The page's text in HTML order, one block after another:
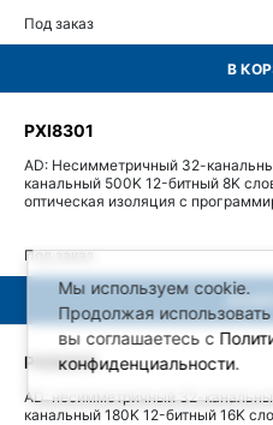
Под заказ
В
PXI8301
AD: Несимметричный 32-
канальный 500K 12-битный 8K
оптическая изоляция с
Под заказ
В
PXI8305
AD: несимметричный 32-
канальный 180K 12-битный 16K
Мы используем cookie.
Продолжая использовать
вы соглашаетесь с
конфиденциальности.